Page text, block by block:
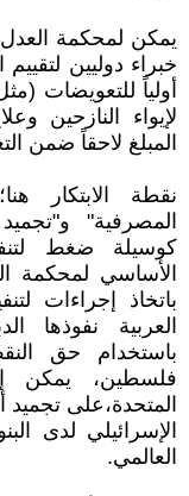
يمكن لمحكمة العدل
خبراء دوليين
أولياً للتعويضات
لإيواء النازحين
المبلغ لاحقاً ضمن
نقطة الابتكار
المصرفية"
كوسيلة ضغط
الأساسي لمحكمة
باتخاذ إجراءات
العربية نفوذها
باستخدام حق
فلسطين، يمكن
المتحدة،على
الإسرائيلي لدى
العالمي.